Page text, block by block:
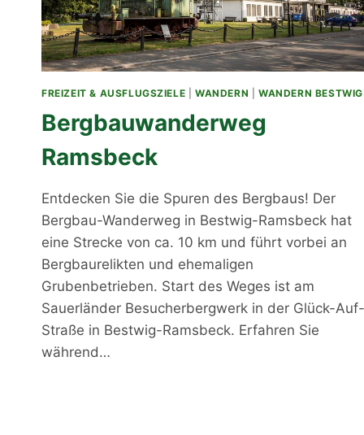
FREIZEIT & AUSFLUGSZIELE |WANDERN |WANDERN BESTWIG
Bergbauwanderweg
Ramsbeck
Entdecken Sie die Spuren des Bergbaus! Der
Bergbau-Wanderweg in Bestwig-Ramsbeck hat
eine Strecke von ca. 10 km und führt vorbei an
Bergbaurelikten und ehemaligen
Grubenbetrieben. Start des Weges ist am
Sauerländer Besucherbergwerk in der Glück-Auf-
Straße in Bestwig-Ramsbeck. Erfahren Sie
während…